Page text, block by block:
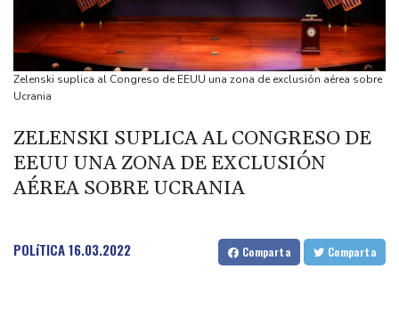
Robert Lewandowski y Chicago Fire se acercan a cuartos de la
Leagues Cup
México cierra los Centrocaribes de 2026 en el primer lugar y con
un récord de medallas
México
El Rin, a punto de quedar dividido en dos en Alemania debido a
la sequía
EEUU
Zelenski suplica al Congreso de EEUU una zona de exclusión aérea sobre
Ucrania
ZELENSKI SUPLICA AL CONGRESO DE
EEUU UNA ZONA DE EXCLUSIÓN
AÉREA SOBRE UCRANIA
POLíTICA16.03.2022 Comparta Comparta